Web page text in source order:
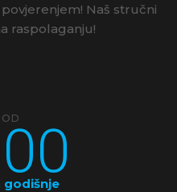
Naš stručni
raspolaganju!
godišnje